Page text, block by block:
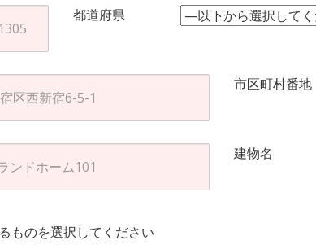
都道府県
市区町村番地
建物名
ものを選択してください